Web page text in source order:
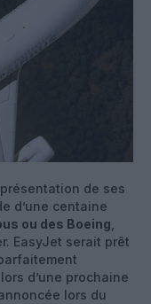
de ses
d’une centaine
ou des Boeing
EasyJet serait prêt
d’une prochaine
lors du